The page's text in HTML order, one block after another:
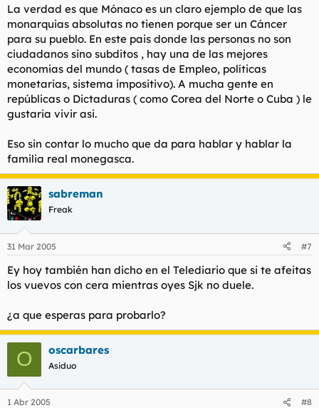
La verdad es que Mónaco es un claro ejemplo de que las
monarquias absolutas no tienen porque ser un Cáncer
para su pueblo. En este pais donde las personas no son
ciudadanos sino subditos , hay una de las mejores
economias del mundo ( tasas de Empleo, políticas
monetarias, sistema impositivo). A mucha gente en
repúblicas o Dictaduras ( como Corea del Norte o Cuba ) le
gustaria vivir asi.
Eso sin contar lo mucho que da para hablar y hablar la
familia real monegasca.
sabreman
Freak
31 Mar 2005 #7
Ey hoy también han dicho en el Telediario que si te afeitas
los vuevos con cera mientras oyes Sjk no duele.
¿a que esperas para probarlo?
O oscarbares
Asiduo
1 Abr 2005 #8